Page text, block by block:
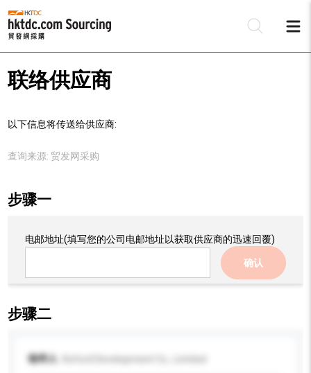
联络供应商
以下信息将传送给供应商:
查询来源: 贸发网采购
步骤一
电邮地址(填写您的公司电邮地址以获取供应商的迅速回覆)
确认
步骤二
收件人